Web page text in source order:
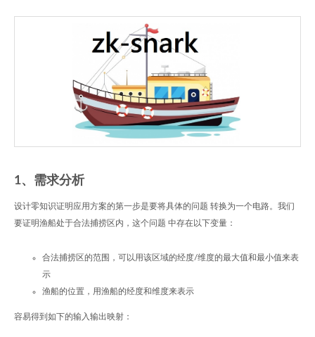
1、需求分析
设计零知识证明应用方案的第一步是要将具体的问题 转换为一个电路。我们
要证明渔船处于合法捕捞区内，这个问题 中存在以下变量：
合法捕捞区的范围，可以用该区域的经度/维度的最大值和最小值来表
示
渔船的位置，用渔船的经度和维度来表示
容易得到如下的输入输出映射：